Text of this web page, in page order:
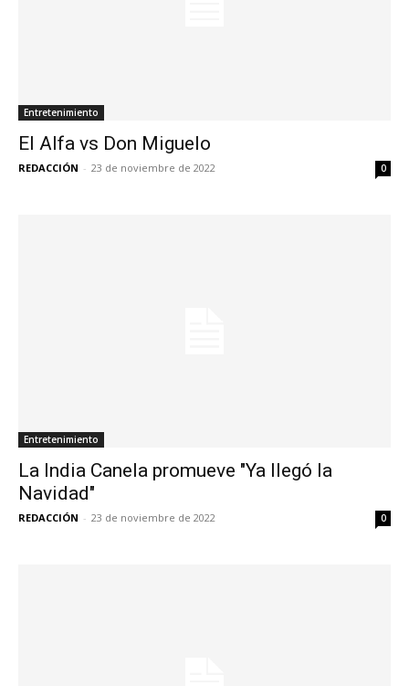
Entretenimiento
El Alfa vs Don Miguelo
REDACCIÓN - 23 de noviembre de 2022 0
Entretenimiento
La India Canela promueve "Ya llegó la
Navidad"
REDACCIÓN - 23 de noviembre de 2022 0